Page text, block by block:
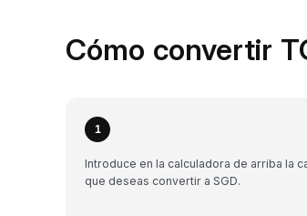
Cómo convertir
1
Introduce en la calculadora de arriba la
que deseas convertir a SGD.